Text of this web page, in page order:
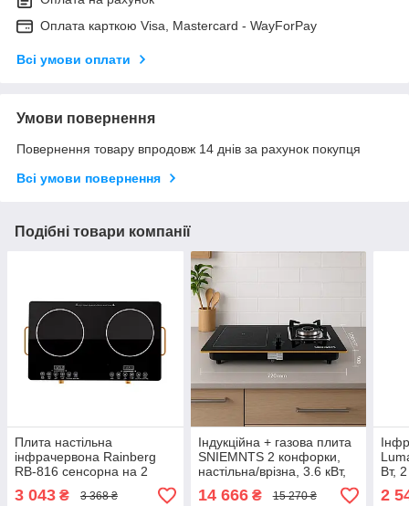
Оплата карткою Visa, Mastercard - WayForPay
Всі умови оплати
Умови повернення
Повернення товару впродовж 14 днів за рахунок покупця
Всі умови повернення
Подібні товари компанії
Плита настільна
інфрачервона Rainberg
RB-816 сенсорна на 2
конфорки
3 043 ₴ 3 368 ₴
Індукційна + газова плита
SNIEMNTS 2 конфорки,
настільна/врізна, 3.6 кВт,
сенсор і ручки
14 666₴ 15 270 ₴
Вт,
2